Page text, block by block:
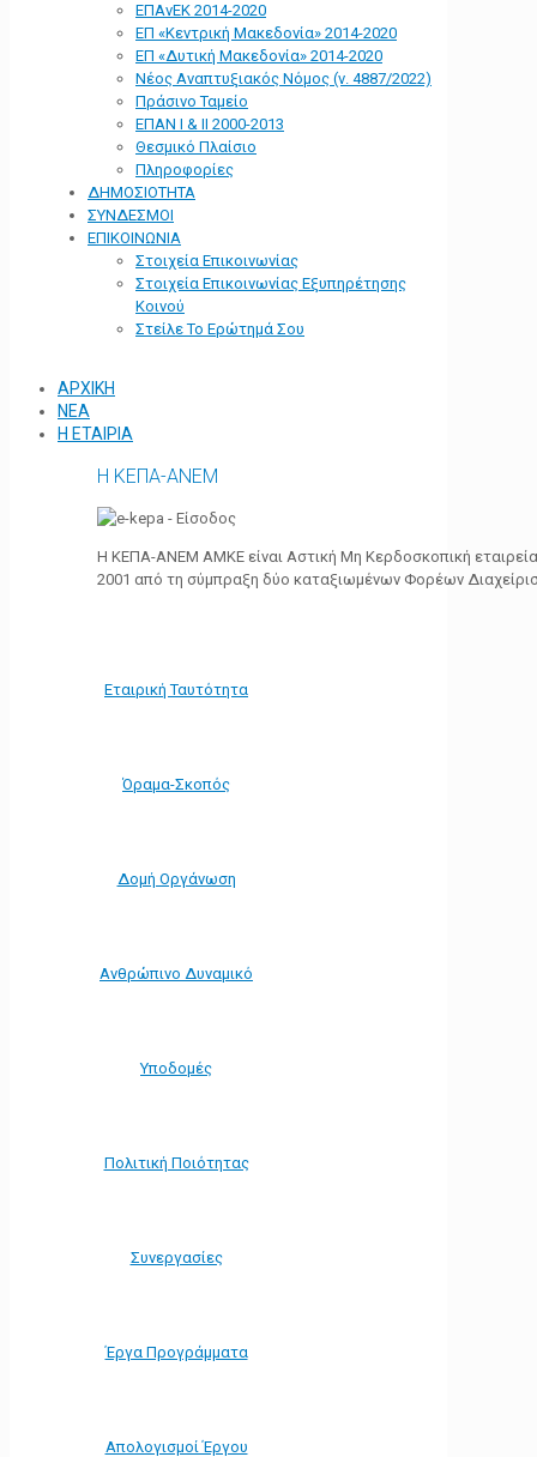
ΕΠΑνΕΚ 2014-2020
ΕΠ «Kεντρική Μακεδονία» 2014-2020
ΕΠ «Δυτική Μακεδονία» 2014-2020
Νέος Αναπτυξιακός Νόμος (ν. 4887/2022)
Πράσινο Ταμείο
ΕΠΑΝ Ι & ΙΙ 2000-2013
Θεσμικό Πλαίσιο
Πληροφορίες
ΔΗΜΟΣΙΟΤΗΤΑ
ΣΥΝΔΕΣΜΟΙ
ΕΠΙΚΟΙΝΩΝΙΑ
Στοιχεία Επικοινωνίας
Στοιχεία Επικοινωνίας Εξυπηρέτησης
Κοινού
Στείλε Το Ερώτημά Σου
ΑΡΧΙΚΗ
ΝΕΑ
Η ΕΤΑΙΡΙΑ
Η ΚΕΠΑ-ΑΝΕΜ
Η ΚΕΠΑ-ΑΝΕΜ ΑΜΚΕ είναι Αστική Μη Κερδοσκοπική
2001 από τη σύμπραξη δύο καταξιωμένων Φορέων
Εταιρική Ταυτότητα
Όραμα-Σκοπός
Δομή Οργάνωση
Ανθρώπινο Δυναμικό
Υποδομές
Πολιτική Ποιότητας
Συνεργασίες
Έργα Προγράμματα
Απολογισμοί Έργου